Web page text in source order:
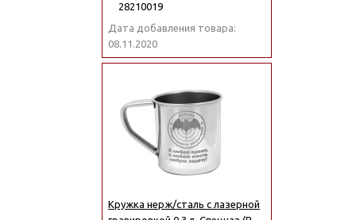
28210019
Дата добавления товара:
08.11.2020
Кружка нерж/сталь с лазерной